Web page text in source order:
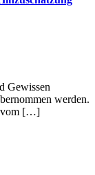
Gewissen
werden.
vom […]